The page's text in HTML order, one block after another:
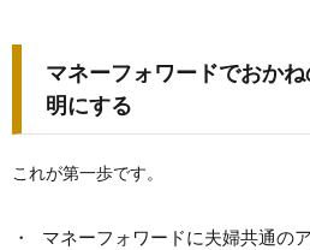
マネーフォワードでおか
明にする
これが第一歩です。
マネーフォワードに夫婦共通の